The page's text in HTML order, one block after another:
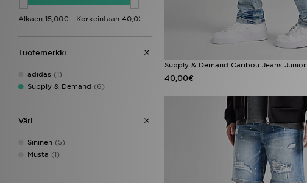
Tuotemerkki
adidas (1)
Supply & Demand (6)
Väri
Sininen (5)
Musta (1)
Supply & Demand Caribou Jeans Junior
40,00€